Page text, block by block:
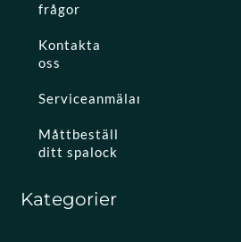
frågor
Kontakta
oss
Serviceanmälan
Måttbeställ
ditt spalock
Kategorier